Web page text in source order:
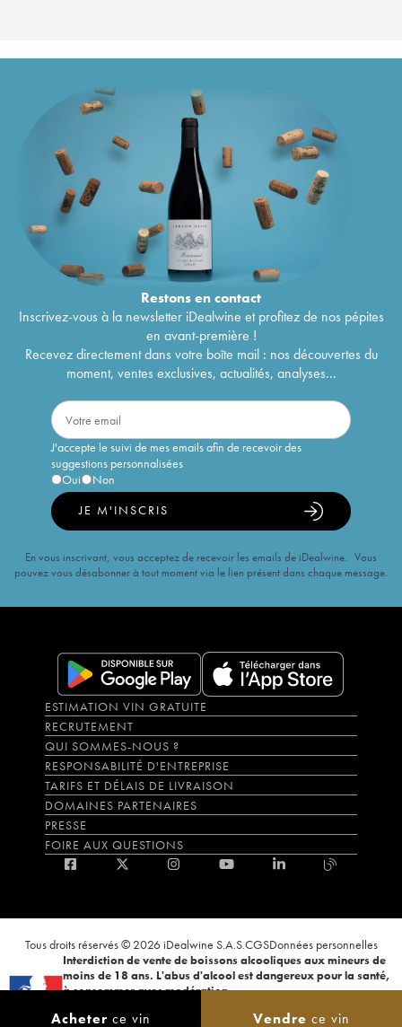
Acheter ce vin Vendre ce vin
Restons encontact
Inscrivez-vous à la newsletter iDealwine et profitez de nos pépites
en avant-première !
Recevez directement dans votre boîte mail : nos découvertes du
moment, ventes exclusives, actualités, analyses...
J'accepte le suivi de mes emails afin de recevoir des
suggestions personnalisées
Oui
Non
JE M'INSCRIS
En vous inscrivant, vous acceptez de recevoir les emails de iDealwine. Vous
pouvez vous désabonner à tout moment via le lien présent dans chaque message.
ESTIMATION VIN GRATUITE
RECRUTEMENT
QUI SOMMES-NOUS ?
RESPONSABILITÉ D'ENTREPRISE
TARIFS ET DÉLAIS DE LIVRAISON
DOMAINES PARTENAIRES
PRESSE
FOIRE AUX QUESTIONS
Tous droits réservés © 2026 iDealwine S.A.S.CGSDonnées personnelles
Interdiction de vente de boissons alcooliques aux mineurs de
moins de 18 ans. L'abus d'alcool est dangereux pour la santé,
à consommer avec modération.
ligne. CODE DE LA SANTÉ PUBLIQUE, ART.L.3342-1 et L.3353-3